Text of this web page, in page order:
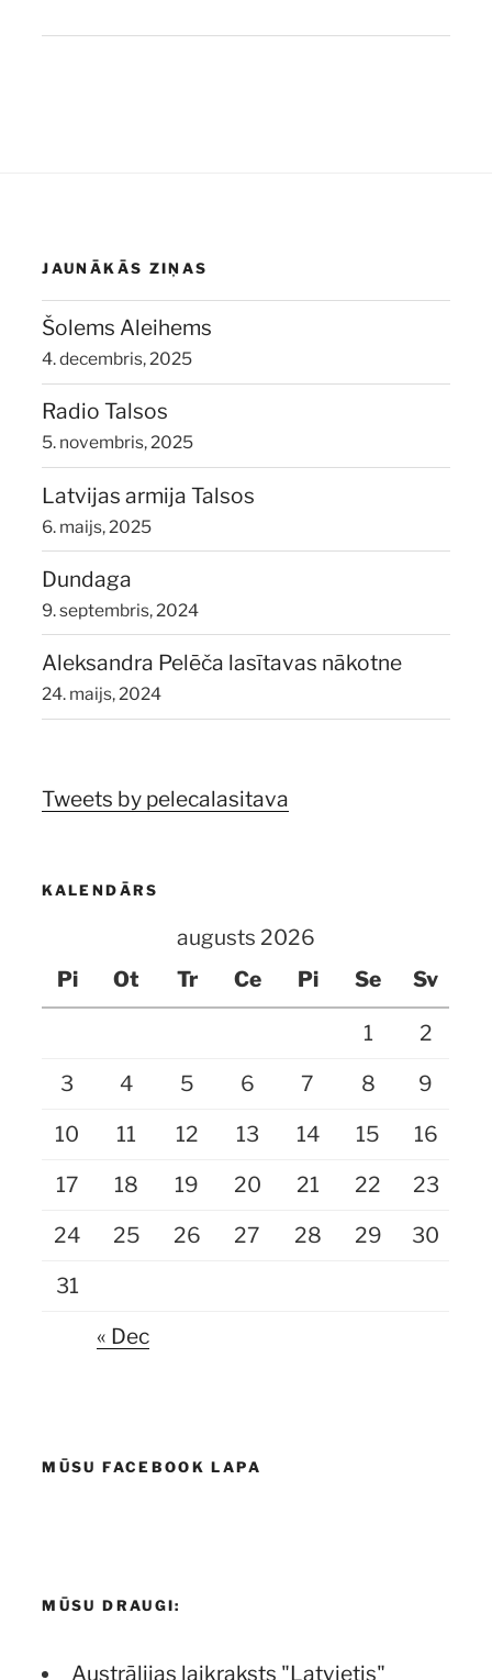
JAUNĀKĀS ZIŅAS
Šolems Aleihems
4. decembris, 2025
Radio Talsos
5. novembris, 2025
Latvijas armija Talsos
6. maijs, 2025
Dundaga
9. septembris, 2024
Aleksandra Pelēča lasītavas nākotne
24. maijs, 2024
Tweets by pelecalasitava
KALENDĀRS
augusts 2026
Pi
Ot Tr Ce Pi Se Sv
1
2
3
4 5 6 7 8
9
10
11 12 13 14 15
16
17
18 19 20 21 22
23
24
25 26 27 28 29
30
31
« Dec
MŪSU FACEBOOK LAPA
MŪSU DRAUGI:
Austrālijas laikraksts "Latvietis"